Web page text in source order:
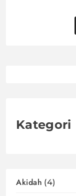
Kategori
Akidah (4)